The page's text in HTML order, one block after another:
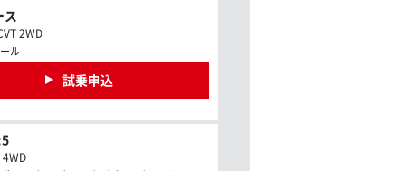
ス
2WD
ル
試乗申込
4WD